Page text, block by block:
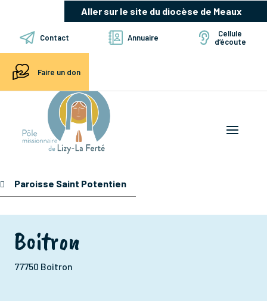
Aller sur le site du diocèse de Meaux
Contact Annuaire
Cellule
d’écoute
Faire un don
Paroisse Saint Potentien
Boitron
77750 Boitron